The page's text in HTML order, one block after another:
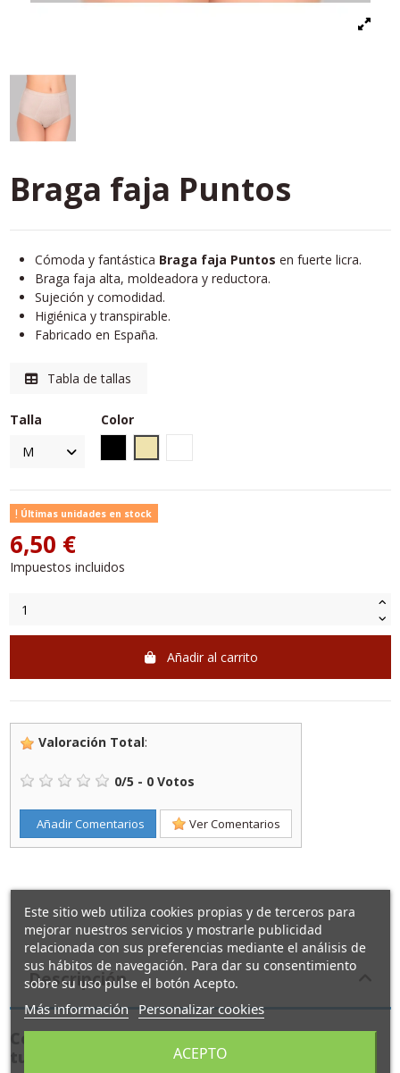
Braga faja Puntos
Cómoda y fantástica Braga faja Puntos en fuerte licra.
Braga faja alta, moldeadora y reductora.
Sujeción y comodidad.
Higiénica y transpirable.
Fabricado en España.
Tabla de tallas
Talla
Color
Últimas unidades en stock
6,50 €
Impuestos incluidos
Añadir al carrito
Valoración Total:
0/5 - 0 Votos
Añadir Comentarios Ver Comentarios
Descripción
Cómoda Braga faja Puntos reduce y moldea
Este sitio web utiliza cookies propias y de terceros para
mejorar nuestros servicios y mostrarle publicidad
relacionada con sus preferencias mediante el análisis de
sus hábitos de navegación. Para dar su consentimiento
sobre su uso pulse el botón Acepto.
Más información Personalizar cookies
ACEPTO